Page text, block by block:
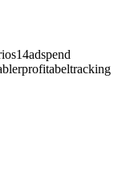
ios14adspend
profitabeltracking